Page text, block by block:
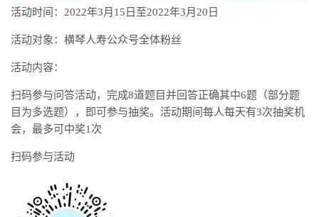
活动时间：2022年3月15日至2022年3月20日
活动对象：横琴人寿公众号全体粉丝
活动内容：
扫码参与问答活动，完成8道题目并回答正确其中6题（部分题
目为多选题），即可参与抽奖。活动期间每人每天有3次抽奖机
会，最多可中奖1次
扫码参与活动